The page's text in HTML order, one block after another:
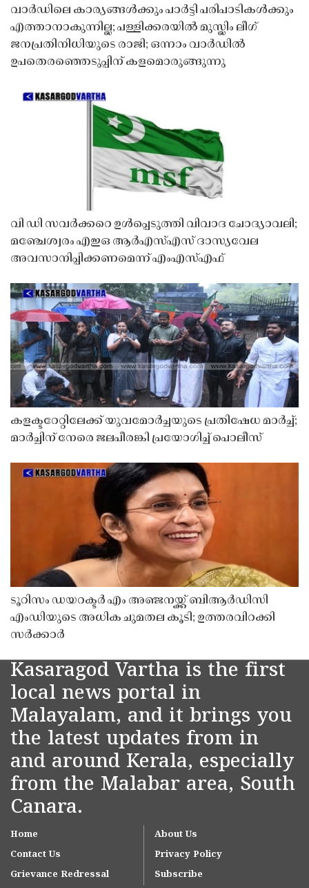
വാർഡിലെ കാര്യങ്ങൾക്കും പാർട്ടി പരിപാടികൾക്കും
എത്താനാകുന്നില്ല; പള്ളിക്കരയിൽ മുസ്ലിം ലീഗ്
ജനപ്രതിനിധിയുടെ രാജി; ഒന്നാം വാർഡിൽ
ഉപതെരഞ്ഞെടുപ്പിന് കളമൊരുങ്ങുന്നു
വി ഡി സവർക്കറെ ഉൾപ്പെടുത്തി വിവാദ ചോദ്യാവലി;
മഞ്ചേശ്വരം എഇഒ ആർഎസ്എസ് ദാസ്യവേല
അവസാനിപ്പിക്കണമെന്ന് എംഎസ്എഫ്
കളക്ടറേറ്റിലേക്ക് യുവമോർച്ചയുടെ പ്രതിഷേധ മാർച്ച്;
മാർച്ചിന് നേരെ ജലപീരങ്കി പ്രയോഗിച്ച് പൊലീസ്
ടൂറിസം ഡയറക്ടർ എം അഞ്ജനയ്ക്ക് ബിആർഡിസി
എംഡിയുടെ അധിക ചുമതല കൂടി; ഉത്തരവിറക്കി
സർക്കാർ
Kasaragod Vartha is the first
local news portal in
Malayalam, and it brings you
the latest updates from in
and around Kerala, especially
from the Malabar area, South
Canara.
Home
About Us
Contact Us
Privacy Policy
Grievance Redressal
Subscribe